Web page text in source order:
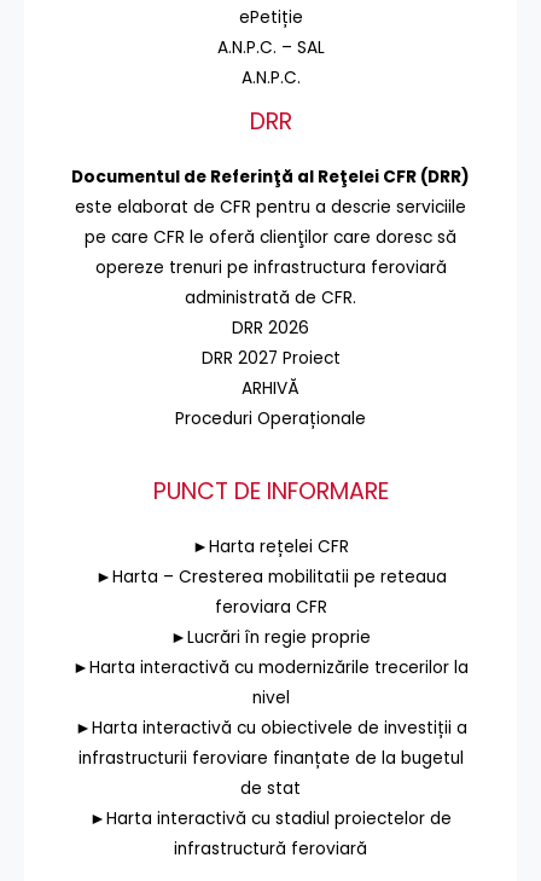
ePetiție
A.N.P.C. – SAL
A.N.P.C.
DRR
Documentul de Referinţă al Reţelei CFR (DRR)
este elaborat de CFR pentru a descrie serviciile
pe care CFR le oferă clienţilor care doresc să
opereze trenuri pe infrastructura feroviară
administrată de CFR.
DRR 2026
DRR 2027 Proiect
ARHIVĂ
Proceduri Operaționale
PUNCT DE INFORMARE
►Harta rețelei CFR
►Harta – Cresterea mobilitatii pe reteaua
feroviara CFR
►Lucrări în regie proprie
►Harta interactivă cu modernizările trecerilor la
nivel
►Harta interactivă cu obiectivele de investiții a
infrastructurii feroviare finanțate de la bugetul
de stat
►Harta interactivă cu stadiul proiectelor de
infrastructură feroviară